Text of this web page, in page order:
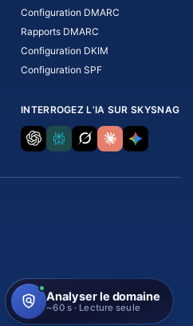
Configuration DMARC
Rapports DMARC
Configuration DKIM
Configuration SPF
INTERROGEZ L’IA SUR SKYSNAG